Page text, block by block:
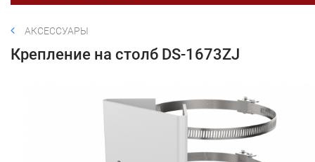
АКСЕССУАРЫ
Крепление на столб DS-1673ZJ